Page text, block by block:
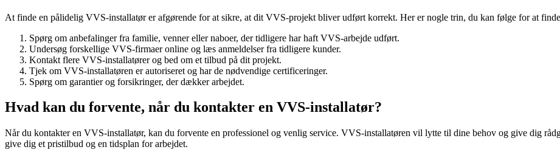
At finde en pålidelig VVS-installatør er afgørende for at sikre, at dit VVS-projekt bliver udført korrekt. Her er nogle trin, du kan følge for at
Spørg om anbefalinger fra familie, venner eller naboer, der tidligere har haft VVS-arbejde udført.
Undersøg forskellige VVS-firmaer online og læs anmeldelser fra tidligere kunder.
Kontakt flere VVS-installatører og bed om et tilbud på dit projekt.
Tjek om VVS-installatøren er autoriseret og har de nødvendige certificeringer.
Spørg om garantier og forsikringer, der dækker arbejdet.
Hvad kan du forvente, når du kontakter en VVS-installatør?
Når du kontakter en VVS-installatør, kan du forvente en professionel og venlig service. VVS-installatøren vil lytte til dine behov og give dig
give dig et pristilbud og en tidsplan for arbejdet.